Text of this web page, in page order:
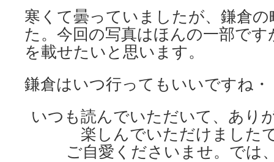
寒くて曇っていましたが、鎌倉
た。今回の写真はほんの一部で
を載せたいと思います。
鎌倉はいつ行ってもいいですね・
いつも読んでいただいて、あり
楽しんでいただけました
ご自愛くださいませ。で